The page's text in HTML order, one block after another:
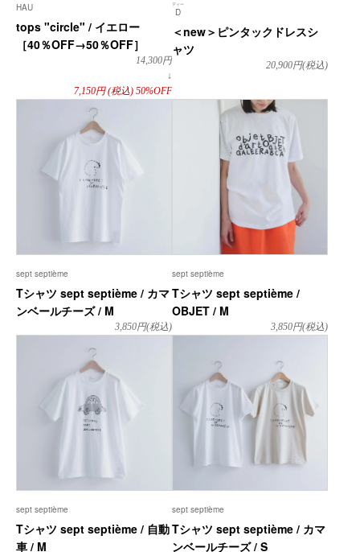
HAU
tops "circle" / イエロー
［40％OFF→50％OFF］
14,300円
↓
7,150円(税込) 50%OFF
D
ディー
＜new＞ピンタックドレスシ
ャツ
20,900円(税込)
sept septième
Tシャツ sept septième / カマ
ンベールチーズ / M
3,850円(税込)
sept septième
Tシャツ sept septième /
OBJET / M
3,850円(税込)
sept septième
Tシャツ sept septième / 自動
車 / M
sept septième
Tシャツ sept septième / カマ
ンベールチーズ / S